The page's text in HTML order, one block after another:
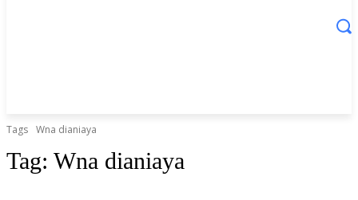
Tags Wna dianiaya
Tag: Wna dianiaya